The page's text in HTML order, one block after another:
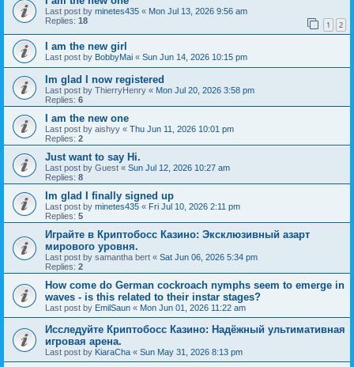
Last post by minetes435 « Mon Jul 13, 2026 9:56 am
Replies: 18 1 2
I am the new girl
Last post by BobbyMai « Sun Jun 14, 2026 10:15 pm
Im glad I now registered
Last post by ThierryHenry « Mon Jul 20, 2026 3:58 pm
Replies: 6
I am the new one
Last post by aishyy « Thu Jun 11, 2026 10:01 pm
Replies: 2
Just want to say Hi.
Last post by Guest « Sun Jul 12, 2026 10:27 am
Replies: 8
Im glad I finally signed up
Last post by minetes435 « Fri Jul 10, 2026 2:11 pm
Replies: 5
Играйте в Криптобосс Казино: Эксклюзивный азарт
мирового уровня.
Last post by samantha bert « Sat Jun 06, 2026 5:34 pm
Replies: 2
How come do German cockroach nymphs seem to emerge in
waves - is this related to their instar stages?
Last post by EmilSaun « Mon Jun 01, 2026 11:22 am
Исследуйте Криптобосс Казино: Надёжный ультимативная
игровая арена.
Last post by KiaraCha « Sun May 31, 2026 8:13 pm